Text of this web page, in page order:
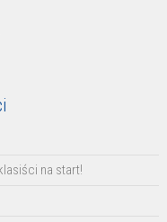
na start!